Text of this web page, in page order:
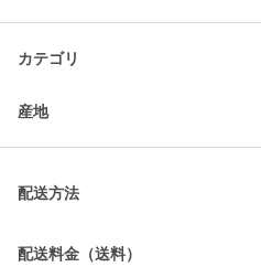
カテゴリ
産地
配送方法
配送料金（送料）